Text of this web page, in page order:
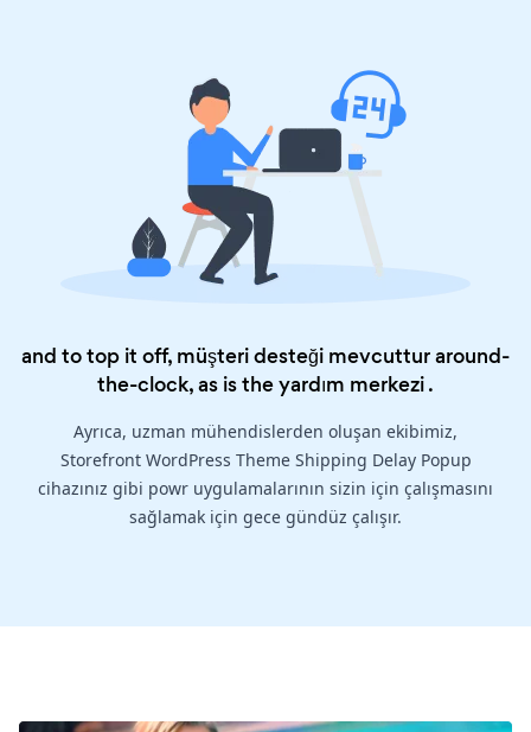
and to top it off, müşteri desteği mevcuttur around-
the-clock, as is theyardım merkezi.
Ayrıca, uzman mühendislerden oluşan ekibimiz,
Storefront WordPress Theme Shipping Delay Popup
cihazınız gibi powr uygulamalarının sizin için çalışmasını
sağlamak için gece gündüz çalışır.